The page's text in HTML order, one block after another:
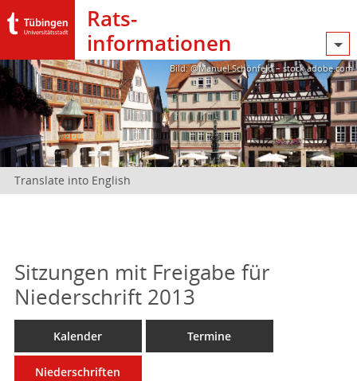
Rats­
informationen
Bild: @Manuel Schönfeld – stock.adobe.com
Translate into English
Sitzungen mit Freigabe für
Niederschrift 2013
Kalender Termine
Niederschriften